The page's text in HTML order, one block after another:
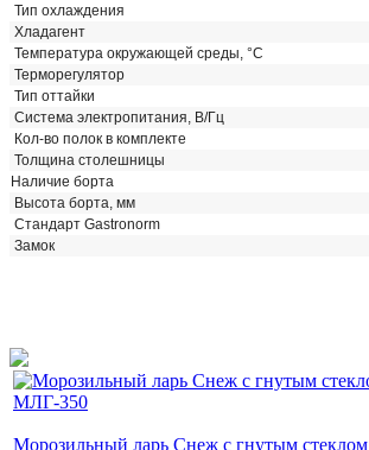
Тип охлаждения
Хладагент
Температура окружающей среды, °С
Терморегулятор
Тип оттайки
Система электропитания, В/Гц
Кол-во полок в комплекте
Толщина столешницы
Наличие борта
Высота борта, мм
Стандарт Gastronorm
Замок
Морозильный ларь Снеж с гнутым стеклом